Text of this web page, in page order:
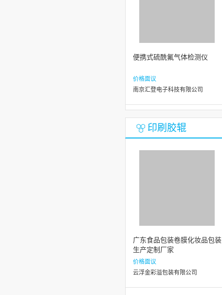
便携式硫酰氟气体检测仪
价格面议
南京汇登电子科技有限公司
印刷胶辊
广东食品包装卷膜化妆品包装
生产定制厂家
价格面议
云浮金彩溢包装有限公司